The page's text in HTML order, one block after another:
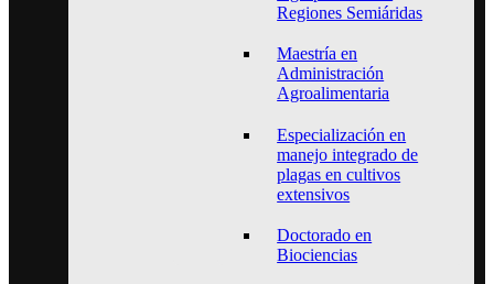
Regiones Semiáridas
Maestría en
Administración
Agroalimentaria
Especialización en
manejo integrado de
plagas en cultivos
extensivos
Doctorado en
Biociencias